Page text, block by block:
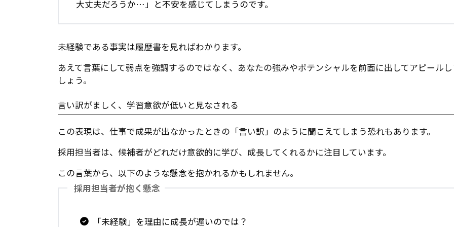
大丈夫だろうか…」と不安を感じてしまうのです。
未経験である事実は履歴書を見ればわかります。
あえて言葉にして弱点を強調するのではなく、あなたの強みやポテンシャルを前面に出してアピール
しょう。
言い訳がましく、学習意欲が低いと見なされる
この表現は、仕事で成果が出なかったときの「言い訳」のように聞こえてしまう恐れもあります。
採用担当者は、候補者がどれだけ意欲的に学び、成長してくれるかに注目しています。
この言葉から、以下のような懸念を抱かれるかもしれません。
採用担当者が抱く懸念
「未経験」を理由に成長が遅いのでは？